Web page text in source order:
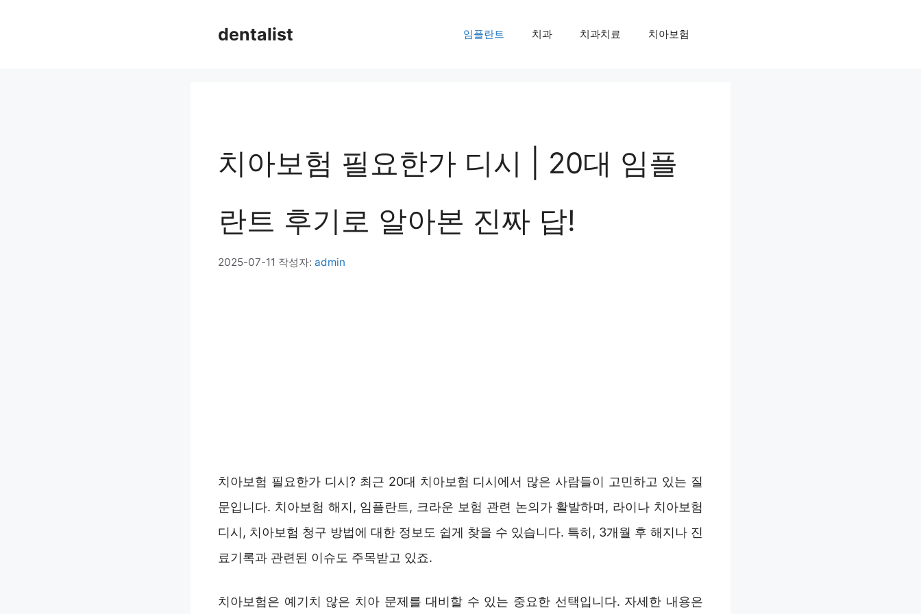
dentalist 임플란트 치과 치과치료 치아보험
치아보험 필요한가 디시 | 20대 임플
란트 후기로 알아본 진짜 답!
2025-07-11 작성자: admin
치아보험 필요한가 디시? 최근 20대 치아보험 디시에서 많은 사람들이 고민하고 있는 질
문입니다. 치아보험 해지, 임플란트, 크라운 보험 관련 논의가 활발하며, 라이나 치아보험
디시, 치아보험 청구 방법에 대한 정보도 쉽게 찾을 수 있습니다. 특히, 3개월 후 해지나 진
료기록과 관련된 이슈도 주목받고 있죠.
치아보험은 예기치 않은 치아 문제를 대비할 수 있는 중요한 선택입니다. 자세한 내용은